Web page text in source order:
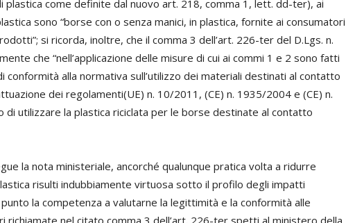
plastica come definite dal nuovo art. 218, comma 1, lett. dd-ter), ai
sono “borse con o senza manici, in plastica, fornite ai consumatori
si ricorda, inoltre, che il comma 3 dell’art. 226-ter del D.Lgs. n.
che “nell’applicazione delle misure di cui ai commi 1 e 2 sono fatti
conformità alla normativa sull’utilizzo dei materiali destinati al contatto
dei regolamenti(UE) n. 10/2011, (CE) n. 1935/2004 e (CE) n.
di utilizzare la plastica riciclata per le borse destinate al contatto
la nota ministeriale, ancorché qualunque pratica volta a ridurre
risulti indubbiamente virtuosa sotto il profilo degli impatti
la competenza a valutarne la legittimità e la conformità alle
richiamate nel citato comma 3 dell’art. 226-ter spetti al ministero della